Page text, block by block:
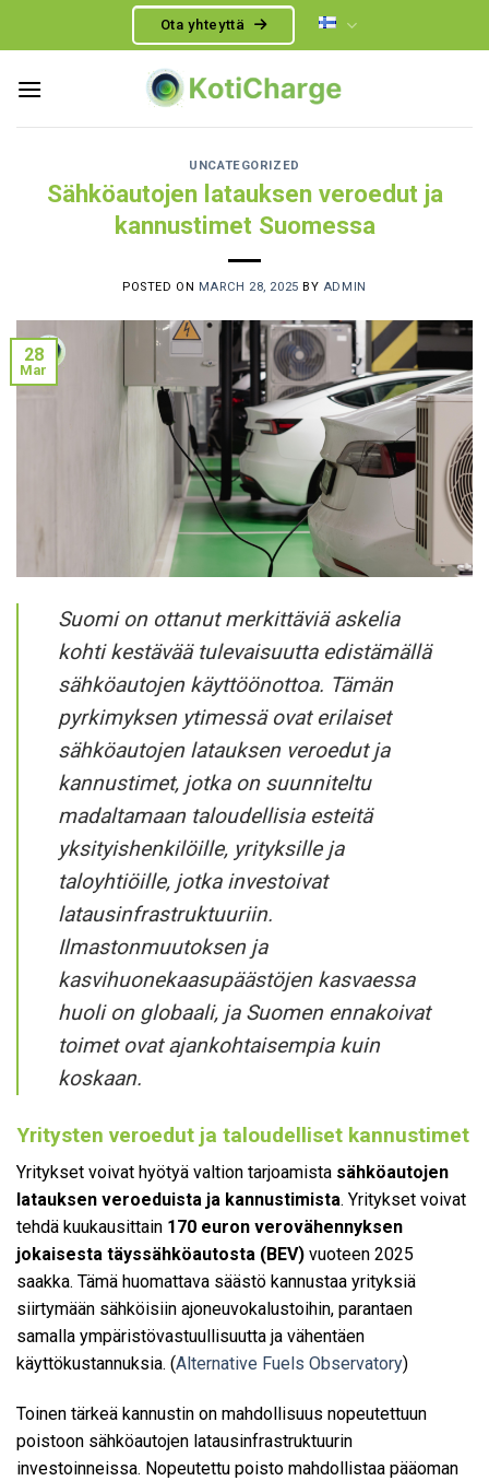
Ota yhteyttä
UNCATEGORIZED
Sähköautojen latauksen veroedut ja
kannustimet Suomessa
POSTED ON MARCH 28, 2025 BY ADMIN
28
Mar
Suomi on ottanut merkittäviä askelia
kohti kestävää tulevaisuutta edistämällä
sähköautojen käyttöönottoa. Tämän
pyrkimyksen ytimessä ovat erilaiset
sähköautojen latauksen veroedut ja
kannustimet, jotka on suunniteltu
madaltamaan taloudellisia esteitä
yksityishenkilöille, yrityksille ja
taloyhtiöille, jotka investoivat
latausinfrastruktuuriin.
Ilmastonmuutoksen ja
kasvihuonekaasupäästöjen kasvaessa
huoli on globaali, ja Suomen ennakoivat
toimet ovat ajankohtaisempia kuin
koskaan.
Yritysten veroedut ja taloudelliset kannustimet
Yritykset voivat hyötyä valtion tarjoamista sähköautojen
latauksen veroeduista ja kannustimista. Yritykset voivat
tehdä kuukausittain 170 euron verovähennyksen
jokaisesta täyssähköautosta (BEV) vuoteen 2025
saakka. Tämä huomattava säästö kannustaa yrityksiä
siirtymään sähköisiin ajoneuvokalustoihin, parantaen
samalla ympäristövastuullisuutta ja vähentäen
käyttökustannuksia. (Alternative Fuels Observatory)
Toinen tärkeä kannustin on mahdollisuus nopeutettuun
poistoon sähköautojen latausinfrastruktuurin
investoinneissa. Nopeutettu poisto mahdollistaa pääoman